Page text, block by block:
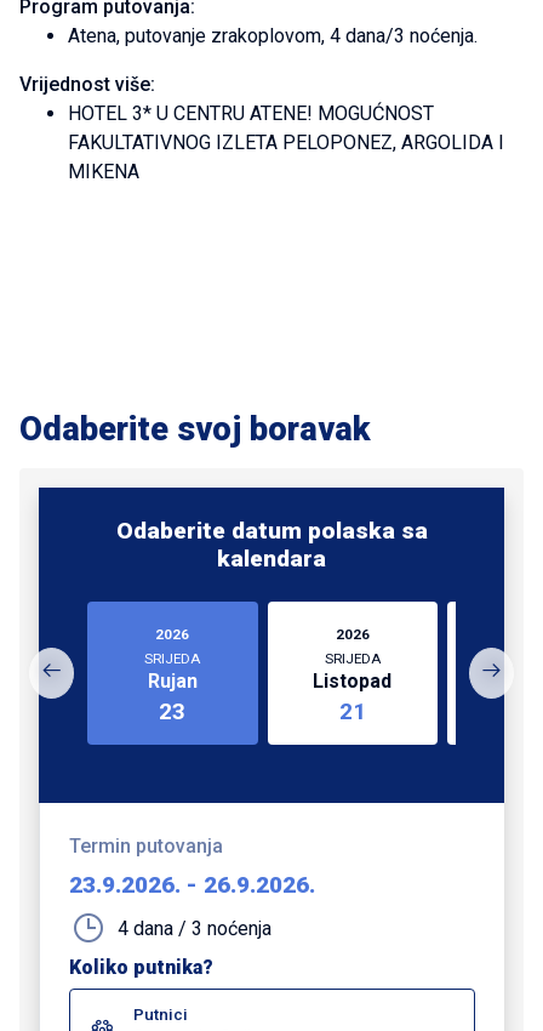
Program putovanja:
Atena, putovanje zrakoplovom, 4 dana/3 noćenja.
Vrijednost više:
HOTEL 3* U CENTRU ATENE! MOGUĆNOST
FAKULTATIVNOG IZLETA PELOPONEZ, ARGOLIDA I
MIKENA
Odaberite svoj boravak
Odaberite datum polaska sa
kalendara
2026
SRIJEDA
Rujan
23
2026
SRIJEDA
Listopad
21
Termin putovanja
23.9.2026. - 26.9.2026.
4 dana / 3 noćenja
Koliko putnika?
Putnici